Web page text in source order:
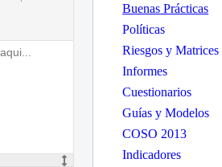
Buenas Prácticas
Políticas
Riesgos y Matrices
Informes
Cuestionarios
Guías y Modelos
COSO 2013
Indicadores